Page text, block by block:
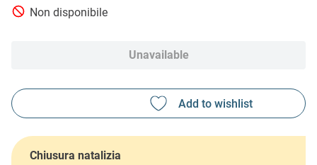
Non disponibile
Unavailable
Chiusura natalizia